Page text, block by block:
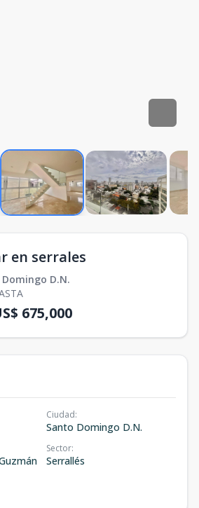
en serrales
D.N.
675,000
Ciudad:
Santo Domingo D.N.
Sector:
Serrallés